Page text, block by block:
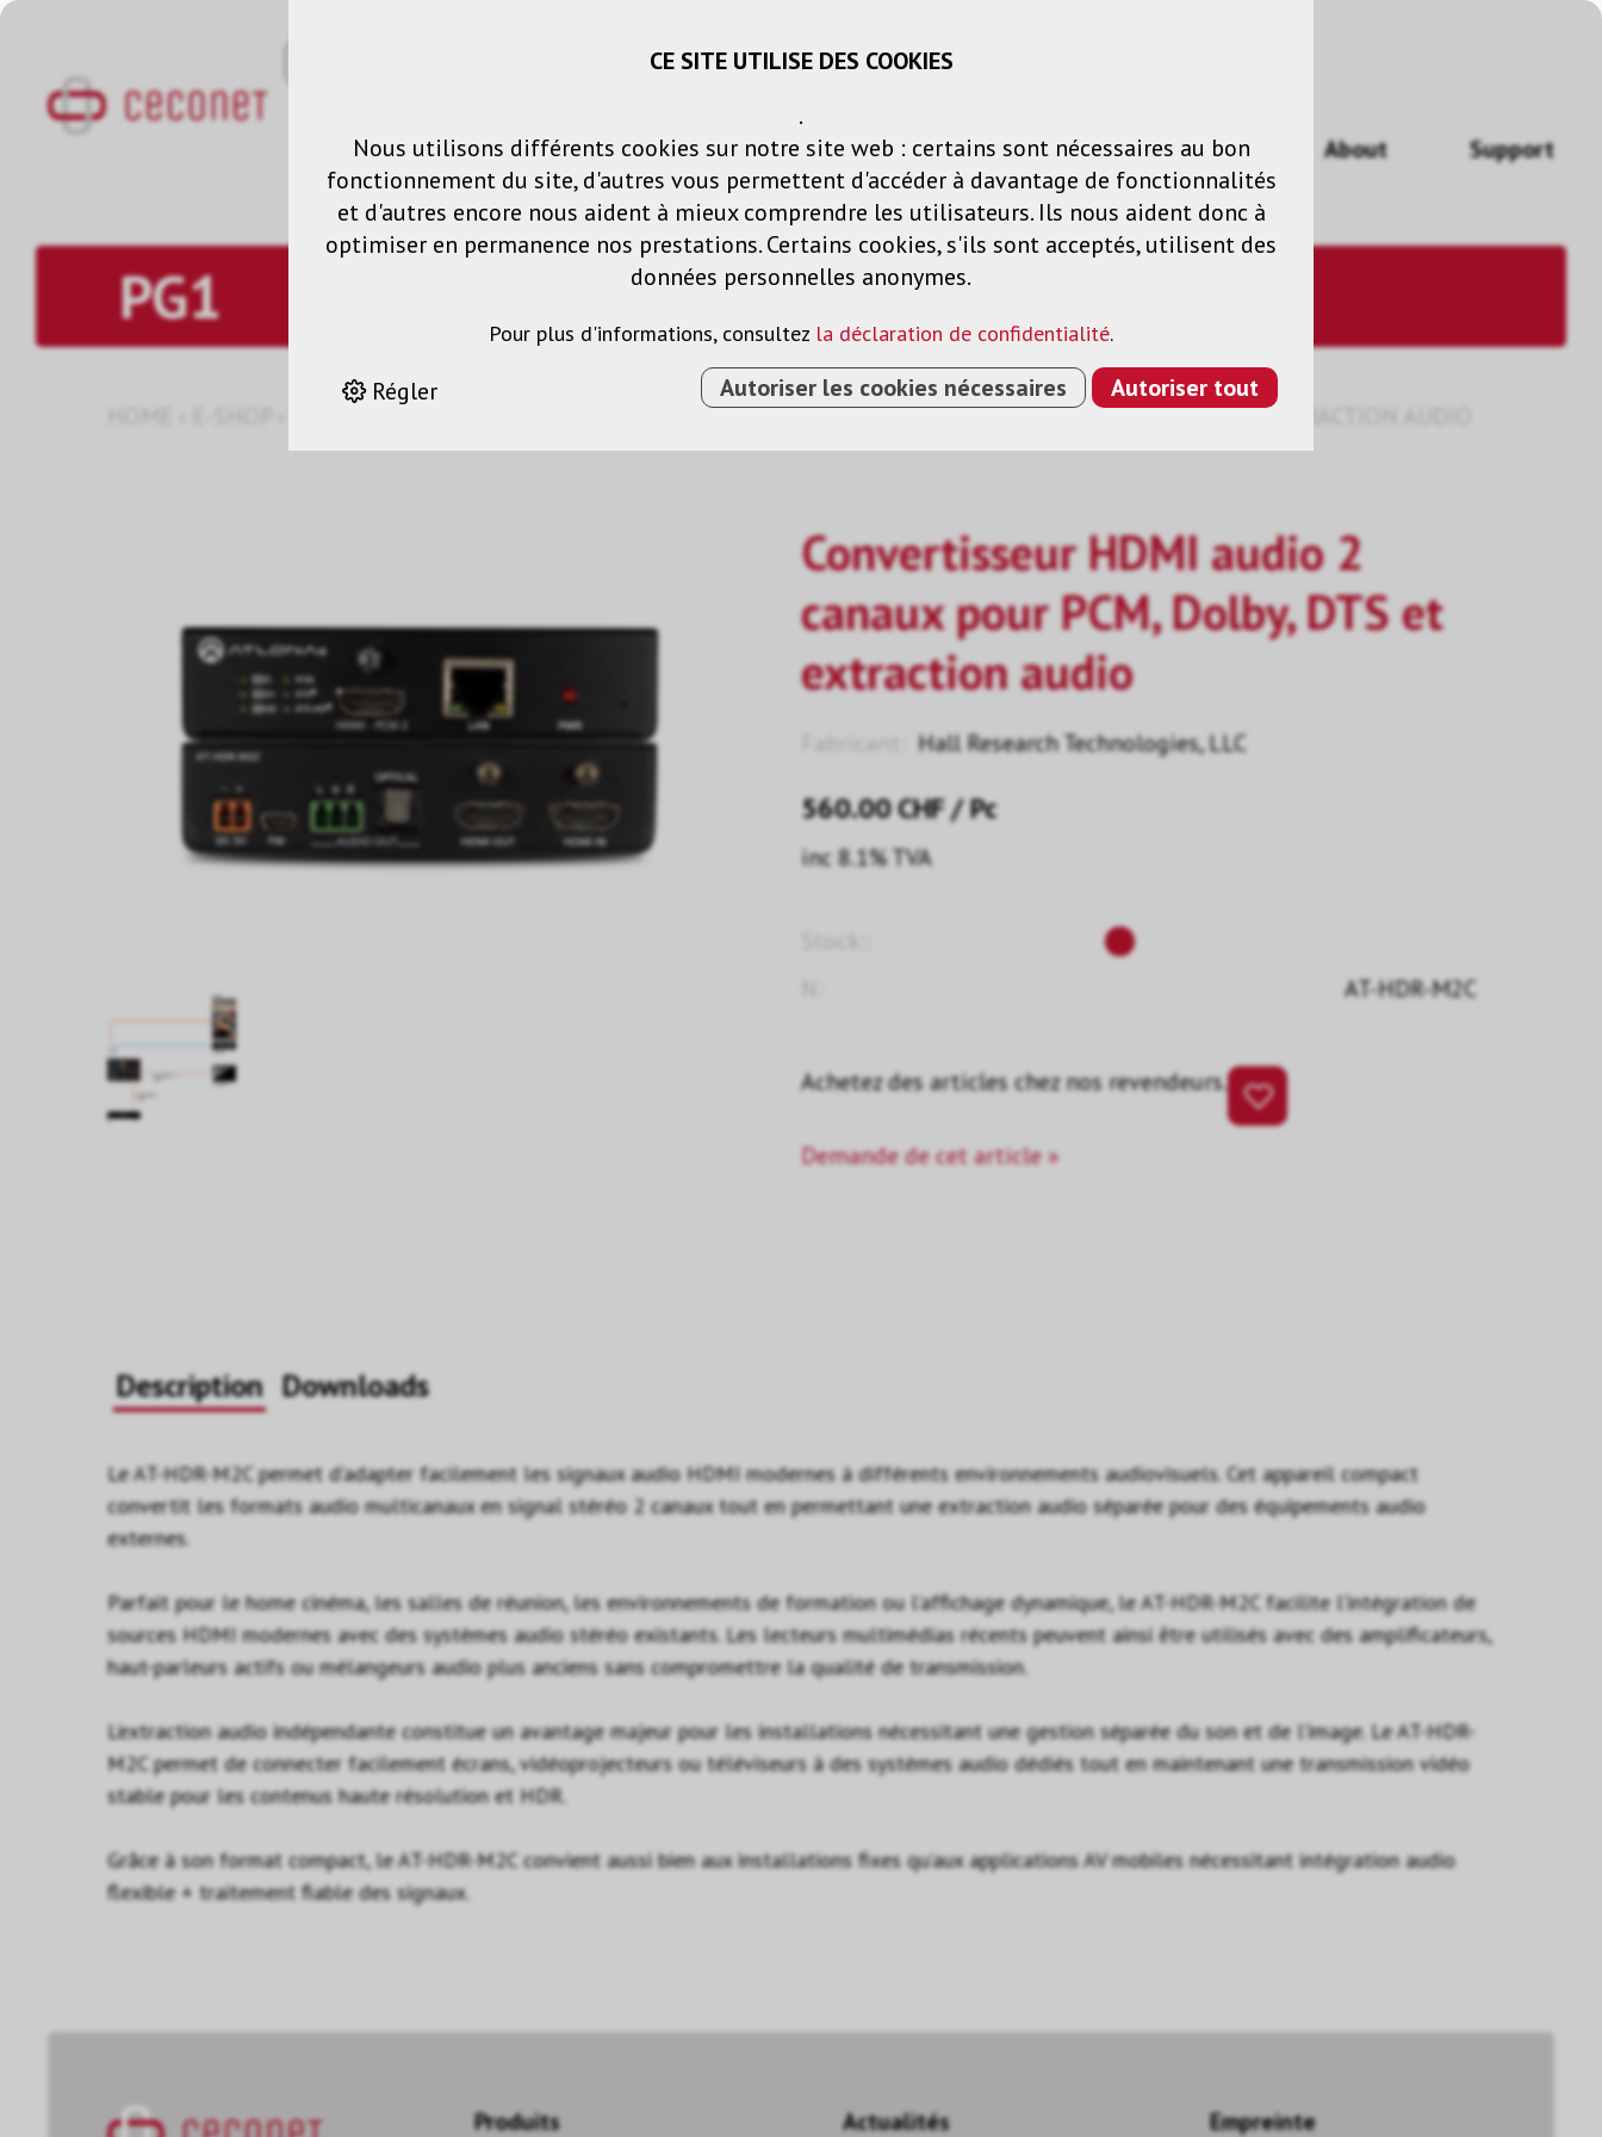
Panier Listes de voeux
Produits Solutions Services Actualités About Support
PG1
CONVERTISSEUR HDMI AUDIO 2 CANAUX POUR PCM, DOLBY, DTS ET EXTRACTION AUDIO
Convertisseur HDMI audio 2
canaux pour PCM, Dolby, DTS et
extraction audio
Hall Research Technologies, LLC
560.00CHF/ Pc
inc 8.1% TVA
AT-HDR-M2C
Achetez des articles chez nos revendeurs.
Demande de cet article »
Description Downloads
Le AT-HDR-M2C permet d’adapter facilement les signaux audio HDMI modernes à différents environnements audiovisuels. Cet appareil compact
convertit les formats audio multicanaux en signal stéréo 2 canaux tout en permettant une extraction audio séparée pour des équipements audio
externes.
Parfait pour le home cinéma, les salles de réunion, les environnements de formation ou l’affichage dynamique, le AT-HDR-M2C facilite l’intégration de
sources HDMI modernes avec des systèmes audio stéréo existants. Les lecteurs multimédias récents peuvent ainsi être utilisés avec des amplificateurs,
haut-parleurs actifs ou mélangeurs audio plus anciens sans compromettre la qualité de transmission.
L’extraction audio indépendante constitue un avantage majeur pour les installations nécessitant une gestion séparée du son et de l’image. Le AT-HDR-
M2C permet de connecter facilement écrans, vidéoprojecteurs ou téléviseurs à des systèmes audio dédiés tout en maintenant une transmission vidéo
stable pour les contenus haute résolution et HDR.
Grâce à son format compact, le AT-HDR-M2C convient aussi bien aux installations fixes qu’aux applications AV mobiles nécessitant intégration audio
flexible + traitement fiable des signaux.
Produits Actualités Empreinte
CE SITE UTILISE DES COOKIES
.
Nous utilisons différents cookies sur notre site web : certains sont nécessaires au bon
fonctionnement du site, d'autres vous permettent d'accéder à davantage de fonctionnalités
et d'autres encore nous aident à mieux comprendre les utilisateurs. Ils nous aident donc à
optimiser en permanence nos prestations. Certains cookies, s'ils sont acceptés, utilisent des
données personnelles anonymes.
Pour plus d'informations, consultez la déclaration de confidentialité.
Régler Autoriser les cookies nécessaires Autoriser tout